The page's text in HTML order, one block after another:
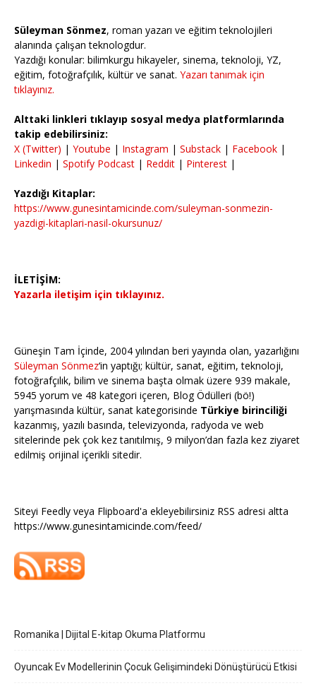
Süleyman Sönmez, roman yazarı ve eğitim teknolojileri
alanında çalışan teknologdur.
Yazdığı konular: bilimkurgu hikayeler, sinema, teknoloji, YZ,
eğitim, fotoğrafçılık, kültür ve sanat. Yazarı tanımak için
tıklayınız.
Alttaki linkleri tıklayıp sosyal medya platformlarında
takip edebilirsiniz:
X (Twitter) | Youtube | Instagram | Substack | Facebook |
Linkedin | Spotify Podcast | Reddit | Pinterest |
Yazdığı Kitaplar:
https://www.gunesintamicinde.com/suleyman-sonmezin-
yazdigi-kitaplari-nasil-okursunuz/
İLETİŞİM:
Yazarla iletişim için tıklayınız.
Güneşin Tam İçinde, 2004 yılından beri yayında olan, yazarlığını
Süleyman Sönmez‘in yaptığı; kültür, sanat, eğitim, teknoloji,
fotoğrafçılık, bilim ve sinema başta olmak üzere 939 makale,
5945 yorum ve 48 kategori içeren, Blog Ödülleri (bö!)
yarışmasında kültür, sanat kategorisinde Türkiye birinciliği
kazanmış, yazılı basında, televizyonda, radyoda ve web
sitelerinde pek çok kez tanıtılmış, 9 milyon’dan fazla kez ziyaret
edilmiş orijinal içerikli sitedir.
Siteyi Feedly veya Flipboard'a ekleyebilirsiniz RSS adresi altta
https://www.gunesintamicinde.com/feed/
Romanika | Dijital E-kitap Okuma Platformu
Oyuncak Ev Modellerinin Çocuk Gelişimindeki Dönüştürücü Etkisi